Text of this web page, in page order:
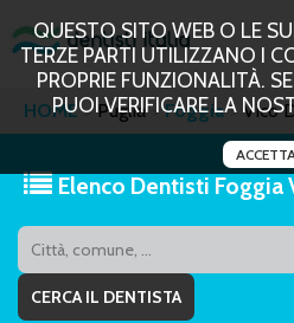
QUESTO SITO WEB O LE
TERZE PARTI UTILIZZANO I
PROPRIE FUNZIONALITÀ.
PUOI VERIFICARE LA
HOME Puglia Foggia Vico
Elenco Dentisti Foggia